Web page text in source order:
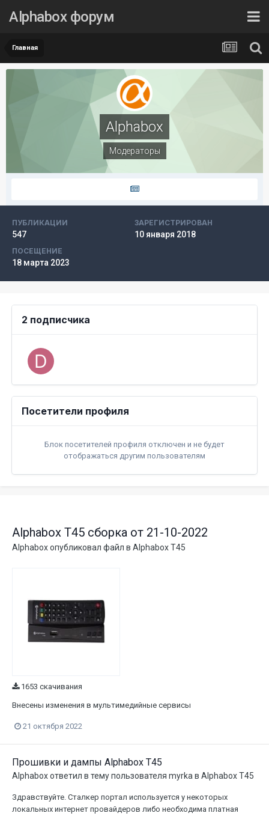
Alphabox форум
Главная
Alphabox
Модераторы
ПУБЛИКАЦИИ
547
ЗАРЕГИСТРИРОВАН
10 января 2018
ПОСЕЩЕНИЕ
18 марта 2023
2 подписчика
Посетители профиля
Блок посетителей профиля отключен и не будет
отображаться другим пользователям
Alphabox T45 сборка от 21-10-2022
Alphaboxопубликовал файл в Alphabox T45
1653 скачивания
Внесены изменения в мультимедийные сервисы
21 октября 2022
Прошивки и дампы Alphabox T45
Alphaboxответил в тему пользователя myrka в Alphabox T45
Здравствуйте. Сталкер портал используется у некоторых
локальных интернет провайдеров либо необходима платная